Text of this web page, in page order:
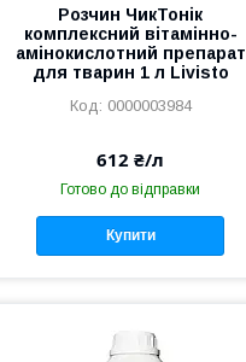
Розчин ЧикТонік
комплексний вітамінно-
амінокислотний препарат
для тварин 1 л Livisto
0000003984
612 ₴/л
Готово до відправки
Купити